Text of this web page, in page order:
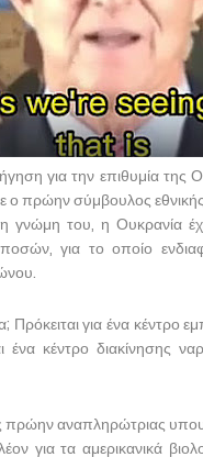
για την επιθυμία της
ο πρώην σύμβουλος
του, η Ουκρανία
για το οποίο
Πρόκειται για ένα κέντρο
ένα κέντρο διακίνησης
πρώην αναπληρώτριας
για τα αμερικανικά